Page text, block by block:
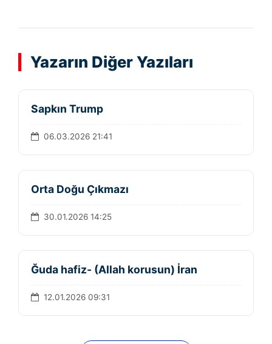
Yazarın Diğer Yazıları
Sapkın Trump
06.03.2026 21:41
Orta Doğu Çıkmazı
30.01.2026 14:25
Ğuda hafiz- (Allah korusun) İran
12.01.2026 09:31